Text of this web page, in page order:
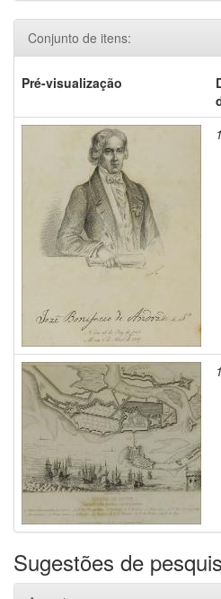
Conjunto de itens:
Pré-visualização
Sugestões de